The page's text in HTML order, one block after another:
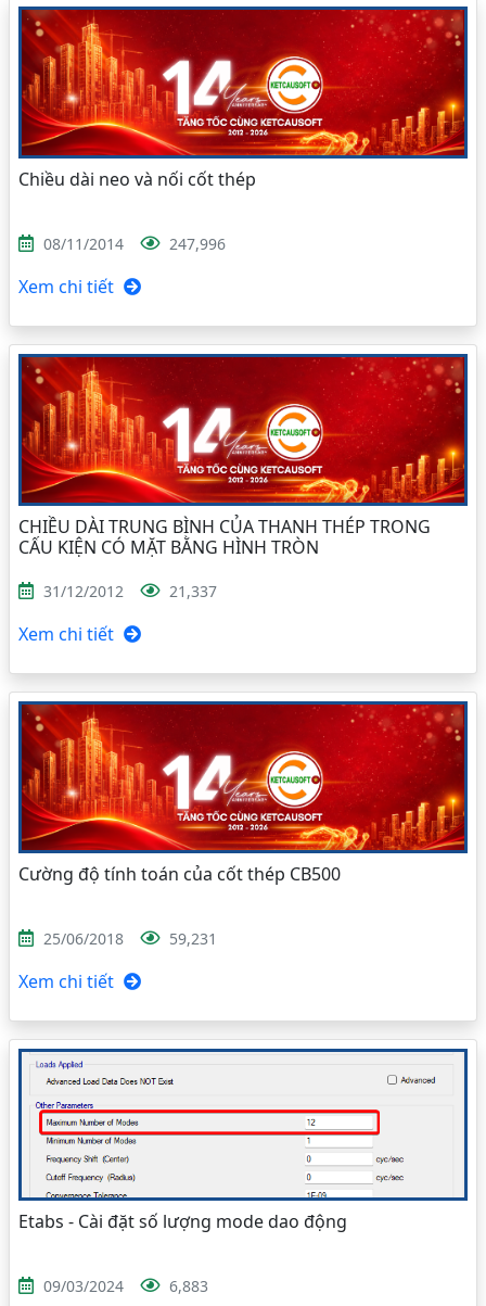
Chiều dài neo và nối cốt thép
08/11/2014 247,996
Xem chi tiết
CHIỀU DÀI TRUNG BÌNH CỦA THANH THÉP TRONG
CẤU KIỆN CÓ MẶT BẰNG HÌNH TRÒN
31/12/2012 21,337
Xem chi tiết
Cường độ tính toán của cốt thép CB500
25/06/2018 59,231
Xem chi tiết
Etabs - Cài đặt số lượng mode dao động
09/03/2024 6,883